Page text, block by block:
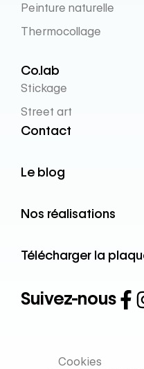
Peinture naturelle
Thermocollage
Co.lab
Stickage
Street art
Contact
Le blog
Nos réalisations
Télécharger la
Suivez-nous
Cookies